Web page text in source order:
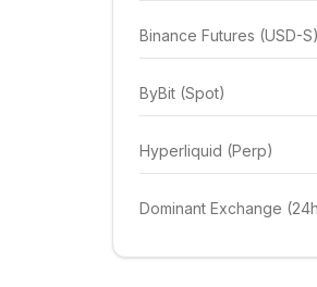
Binance Futures (USD-S)
ByBit (Spot)
Hyperliquid (Perp)
Dominant Exchange